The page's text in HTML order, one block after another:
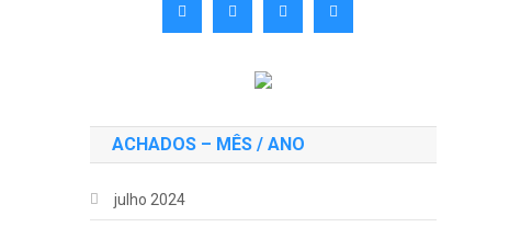
ACHADOS – MÊS / ANO
julho 2024